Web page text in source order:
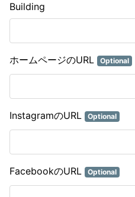
Building
ホームページのURL Optional
InstagramのURL Optional
FacebookのURL Optional